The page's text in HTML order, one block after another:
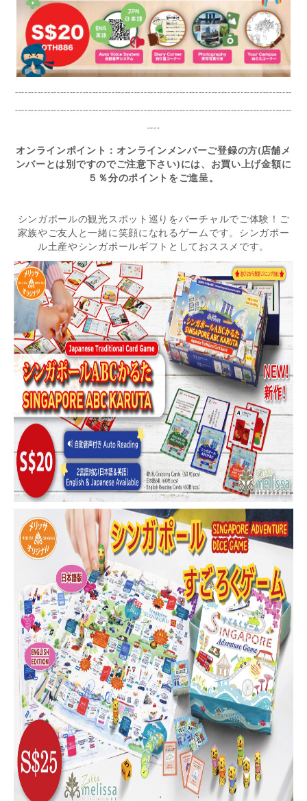
--------------------------------------------------------------------------------------
--------------------------------------------------------------------------------------
----
オンラインポイント：オンラインメンバーご登録の方(店舗メ
ンバーとは別ですのでご注意下さい) には、お買い上げ金額に
５％分のポイントをご進呈。
シンガポールの観光スポット巡りをバーチャルでご体験！ご
家族やご友人と一緒に笑顔になれるゲームです。シンガポー
ル土産やシンガポールギフトとしておススメです。